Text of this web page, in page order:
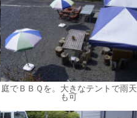
庭でＢＢＱを。大きなテントで雨天
も可